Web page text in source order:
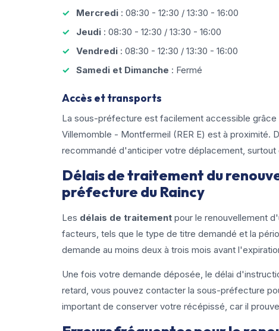
Mercredi : 08:30 - 12:30 / 13:30 - 16:00
Jeudi : 08:30 - 12:30 / 13:30 - 16:00
Vendredi : 08:30 - 12:30 / 13:30 - 16:00
Samedi et Dimanche : Fermé
Accès et transports
La sous-préfecture est facilement accessible
Villemomble - Montfermeil (RER E) est à proximité.
recommandé d'anticiper votre déplacement,
Délais de traitement du
préfecture du Raincy
Les délais de traitement pour le renouvellement
facteurs, tels que le type de titre demandé et la
demande au moins deux à trois mois avant
Une fois votre demande déposée, le délai
retard, vous pouvez contacter la sous-préfecture
important de conserver votre récépissé, car il